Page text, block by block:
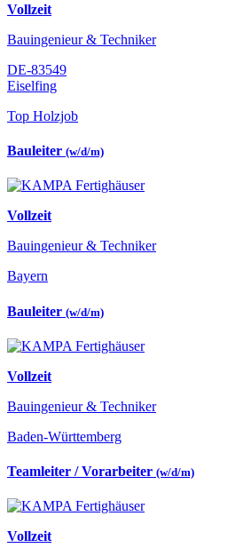
Vollzeit
Bauingenieur & Techniker
DE-83549
Eiselfing
Top Holzjob
Bauleiter (w/d/m)
Vollzeit
Bauingenieur & Techniker
Bayern
Bauleiter (w/d/m)
Vollzeit
Bauingenieur & Techniker
Baden-Württemberg
Teamleiter / Vorarbeiter (w/d/m)
Vollzeit